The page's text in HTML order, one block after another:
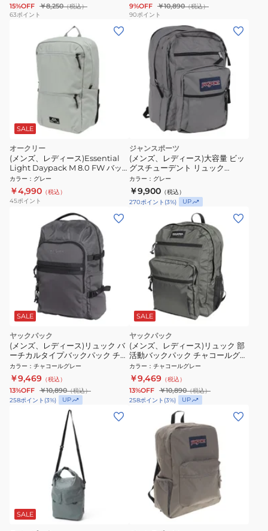
15%OFF ￥8,250（税込）
63ポイント
9%OFF ￥10,890（税込）
90ポイント
SALE
オークリー
(メンズ、レディース)Essential
Light Daypack M 8.0 FW バッ
クパック FOS901827-22Y 23L 撥
水 軽量 グレー
カラー ： グレー
￥4,990 （税込）
45ポイント
ジャンスポーツ
(メンズ、レディース)大容量 ビッ
グスチューデント リュック
JS0A47JK 7H6 カジュアルバッ
グ サイドポケット PCコンパート
メント
カラー ： グレー
￥9,900 （税込）
270ポイント (3%) UP
SALE
ヤックパック
(メンズ、レディース)リュック バ
ーチカルタイプバックパック チャ
コールグレー 22L YAK-BGL-
26S004 CGRY デイバッグ
カラー ： チャコールグレー
￥9,469 （税込）
13%OFF ￥10,890（税込）
258ポイント (3%) UP
SALE
ヤックパック
(メンズ、レディース)リュック 部
活動バックパック チャコールグレ
ー 25L YAK-BGL-26S002 CGRY
デイバッグ バックパック 部活
カラー ： チャコールグレー
￥9,469 （税込）
13%OFF ￥10,890（税込）
258ポイント (3%) UP
SALE